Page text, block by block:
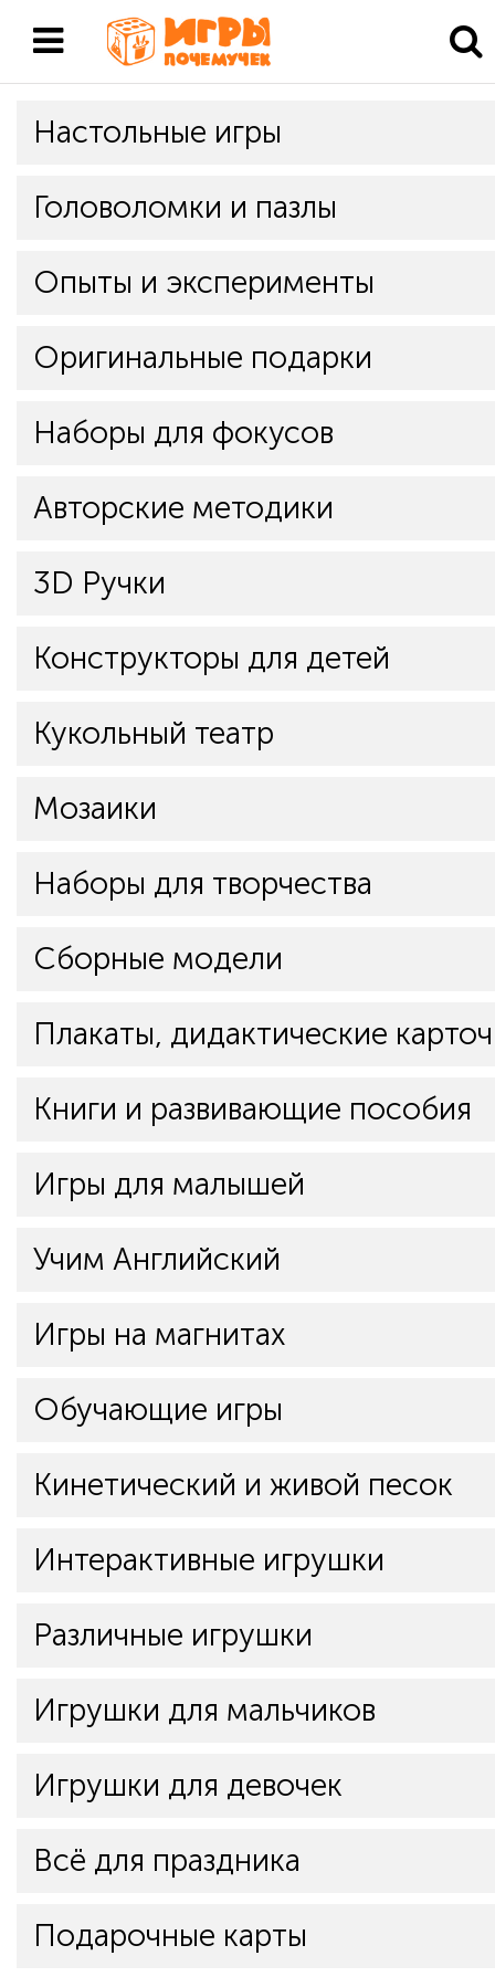
Настольные игры
Головоломки и пазлы
Опыты и эксперименты
Оригинальные подарки
Наборы для фокусов
Авторские методики
3D Ручки
Конструкторы для детей
Кукольный театр
Мозаики
Наборы для творчества
Сборные модели
Плакаты, дидактические
Книги и развивающие пособия
Игры для малышей
Учим Английский
Игры на магнитах
Обучающие игры
Кинетический и живой песок
Интерактивные игрушки
Различные игрушки
Игрушки для мальчиков
Игрушки для девочек
Всё для праздника
Подарочные карты